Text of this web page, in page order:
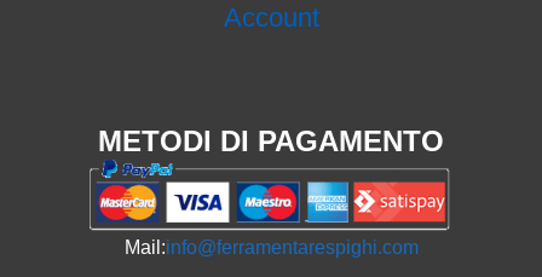
Account
METODI DI PAGAMENTO
Mail:info@ferramentarespighi.com